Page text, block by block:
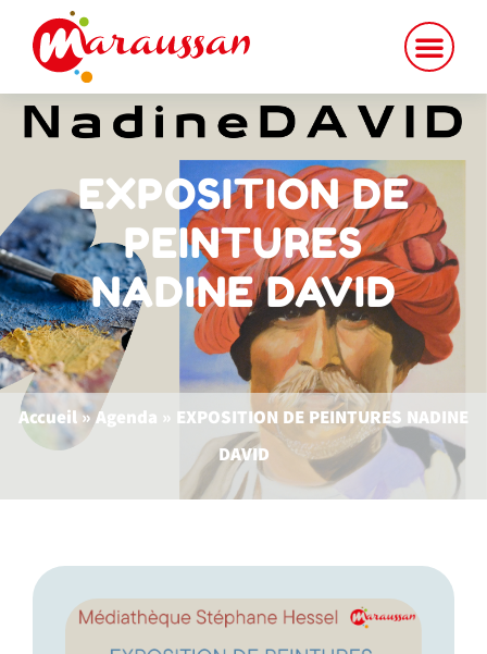
EXPOSITION DE
PEINTURES
NADINE DAVID
Accueil»Agenda » EXPOSITION DE PEINTURES NADINE
DAVID